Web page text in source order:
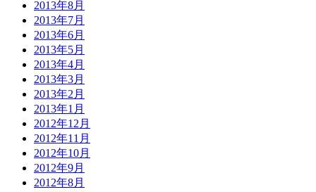
2013年8月
2013年7月
2013年6月
2013年5月
2013年4月
2013年3月
2013年2月
2013年1月
2012年12月
2012年11月
2012年10月
2012年9月
2012年8月